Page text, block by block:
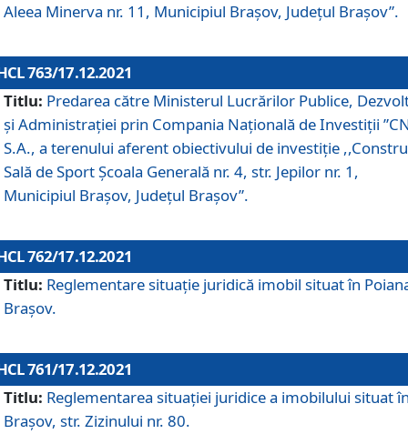
Aleea Minerva nr. 11, Municipiul Brașov, Județul Brașov”.
763/17.12.2021
Titlu: Predarea către Ministerul Lucrărilor Publice,
și Administrației prin Compania Naţională de Investiţii
S.A., a terenului aferent obiectivului de investiție
Sală de Sport Școala Generală nr. 4, str. Jepilor nr. 1,
Municipiul Brașov, Județul Brașov”.
762/17.12.2021
Titlu: Reglementare situație juridică imobil situat în
Brașov.
761/17.12.2021
Titlu: Reglementarea situației juridice a imobilului situat
Brașov, str. Zizinului nr. 80.